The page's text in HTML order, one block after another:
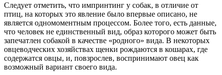
Следует отметить, что импринтинг у собак, в отличие от
птиц, на которых это явление было впервые описано, не
является одномоментным процессом. Более того, есть данные,
что человек не единственный вид, образ которого может быть
запечатлен собакой в качестве «родного» вида. В некоторых
овцеводческих хозяйствах щенки рождаются в кошарах, где
содержатся овцы, и, повзрослев, воспринимают овец как
возможный вариант своего вида.